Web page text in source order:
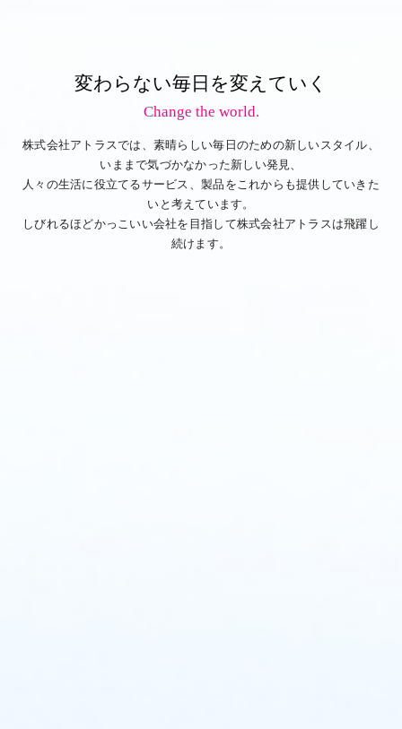
変わらない毎日を変えていく
Change the world.
株式会社アトラスでは、素晴らしい毎日のための新しいスタイル、
いままで気づかなかった新しい発見、
人々の生活に役立てるサービス、製品をこれからも提供していきた
いと考えています。
しびれるほどかっこいい会社を目指して株式会社アトラスは飛躍し
続けます。